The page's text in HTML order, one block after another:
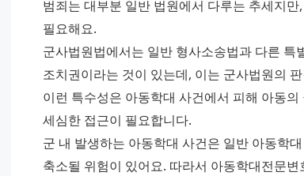
범죄는 대부분 일반 법원에서 다루는 추세지
필요해요.
군사법원법에서는 일반 형사소송법과 다른 특
조치권이라는 것이 있는데, 이는 군사법원의
이런 특수성은 아동학대 사건에서 피해 아동
세심한 접근이 필요합니다.
군 내 발생하는 아동학대 사건은 일반 아동학
축소될 위험이 있어요. 따라서 아동학대전문